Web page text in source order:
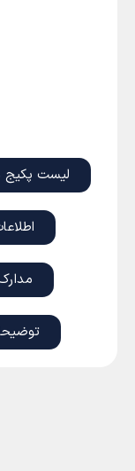
لیست پکیج